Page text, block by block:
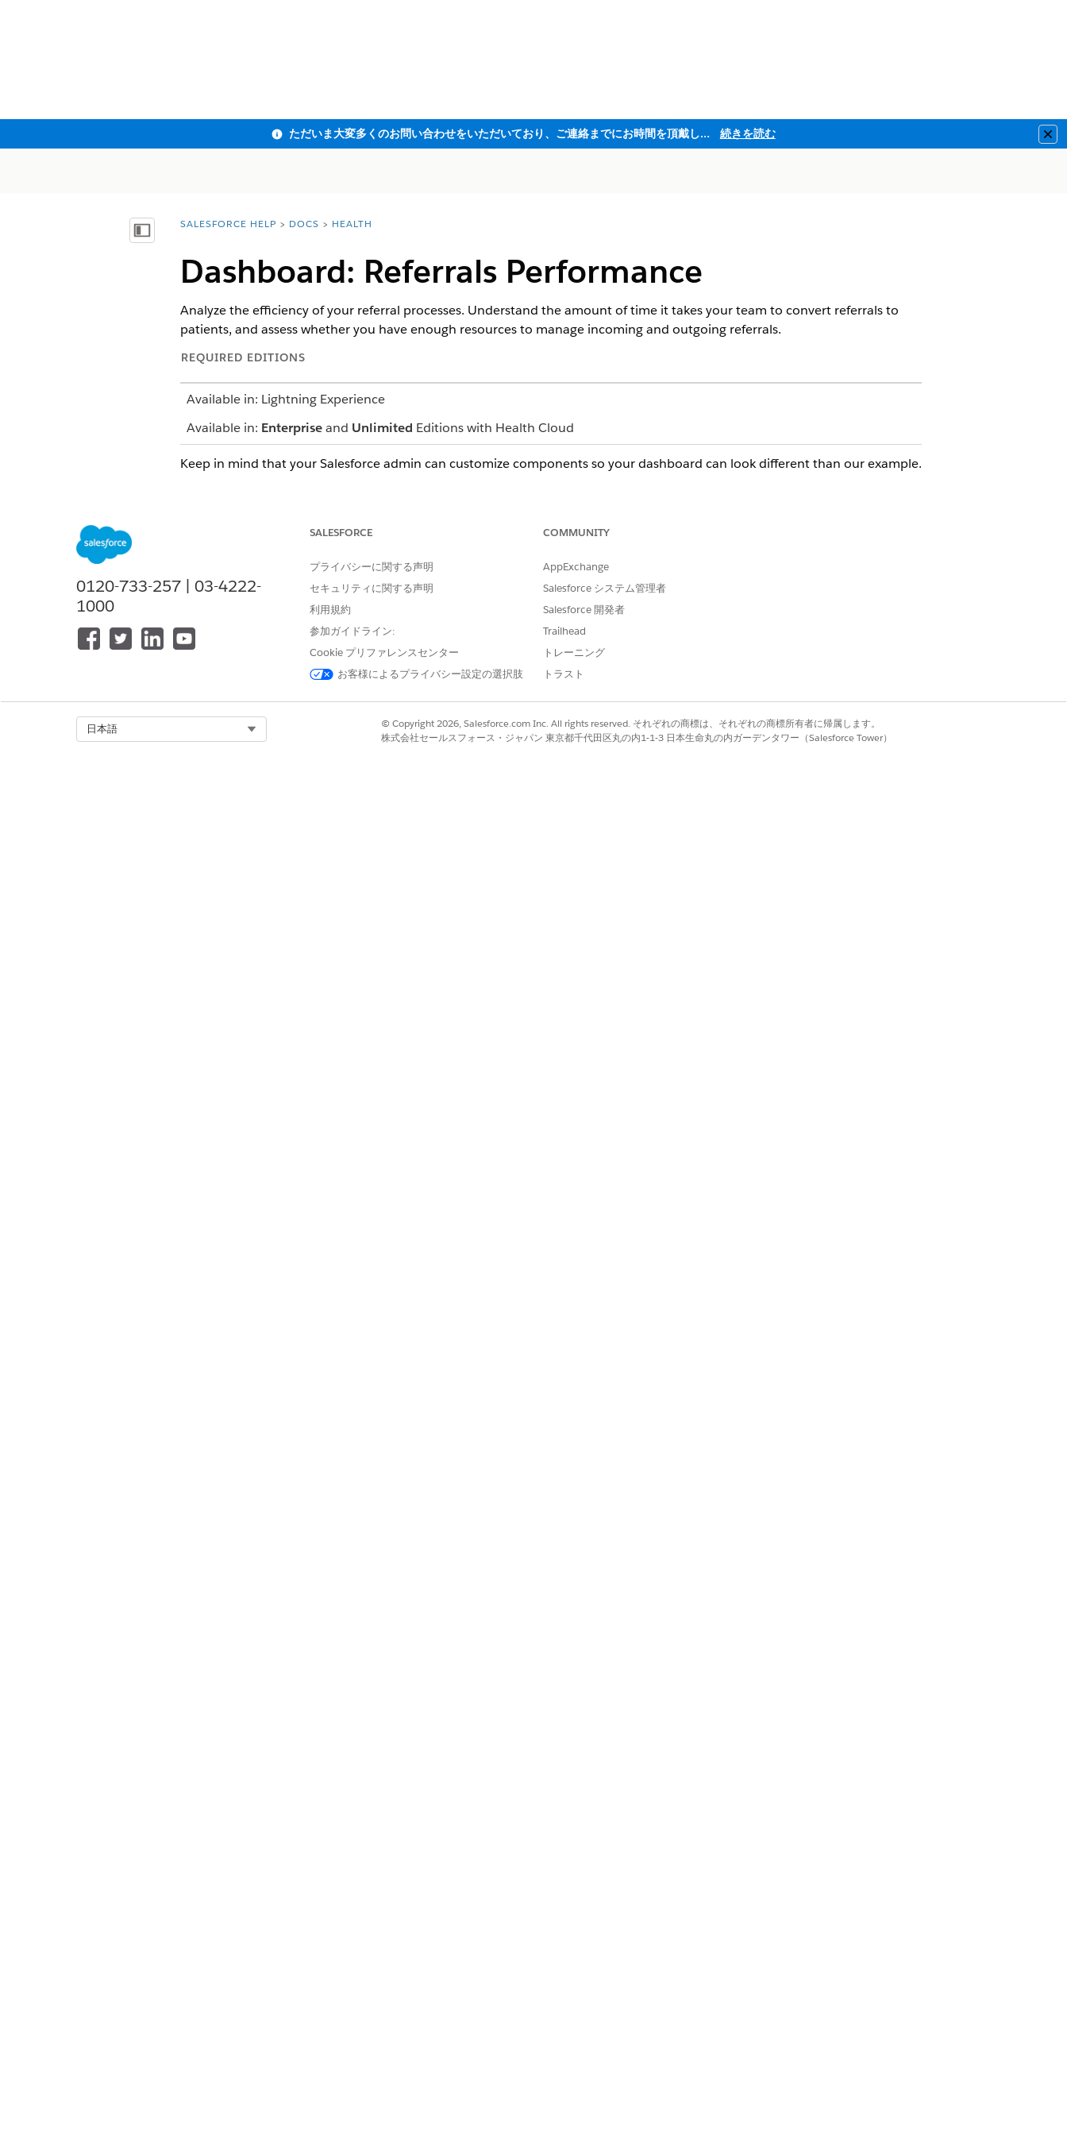
ただいま大変多くのお問い合わせをいただいており、ご連絡までにお時間を頂戴しております 続きを読む
目次を表示You are here:
SALESFORCE HELP DOCS HEALTH
Dashboard: Referrals Performance
Analyze the efficiency of your referral processes. Understand the amount of time it takes your team to convert referrals to
patients, and assess whether you have enough resources to manage incoming and outgoing referrals.
REQUIRED EDITIONS
Available in: Lightning Experience
Available in: Enterpriseand Unlimited Editions with Health Cloud
Keep in mind that your Salesforce admin can customize components so your dashboard can look different than our example.
Understand the average number of days referrals remain in a given status. Hover over chart elements and use heatmaps to view the
Click > to switch between the backlog visualization and an analysis of referral intake sources such as faxes, emails, and web forms (5).
0120-733-257 | 03-4222-
1000
SALESFORCE
プライバシーに関する声明
セキュリティに関する声明
利用規約
参加ガイドライン:
Cookie プリファレンスセンター
お客様によるプライバシー設定の選択肢
COMMUNITY
AppExchange
Salesforce システム管理者
Salesforce 開発者
Trailhead
トレーニング
トラスト
日本語
© Copyright 2026, Salesforce.com Inc. All rights reserved. それぞれの商標は、それぞれの商標所有者に帰属します。
株式会社セールスフォース・ジャパン 東京都千代田区丸の内1-1-3 日本生命丸の内ガーデンタワー（Salesforce Tower）